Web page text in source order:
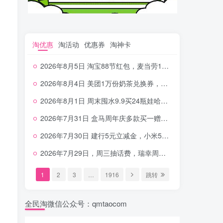
淘优惠 淘活动 优惠券 淘神卡
2026年8月5日 淘宝88节红包，麦当劳150万份柠檬水，三万份瑞幸免单，霸王9万份0.01券等
2026年8月4日 美团1万份奶茶兑换券，农行5E卡，中行支付超给利，美团领18个冰激凌，小米每天领2-6元等等
2026年8月1日 周末囤水9.9买24瓶娃哈哈，建行100元京东券，移动5元话费，麦当劳甜筒，交行立减金等
2026年7月31日 盒马周年庆多款买一赠一，饿了么拆红包，建行30立减金，农行领10元刷卡金等
2026年7月30日 建行5元立减金，小米5元，抢2500份爷爷不泡茶，闪购20-20，3元吃瑞幸咖啡等
2026年7月29日，周三抽话费，瑞幸周三免单，4.9元瑞幸咖啡，蜜雪兑换券，工行5元立减金等
1 2 3 1916 跳转
全民淘微信公众号：qmtaocom